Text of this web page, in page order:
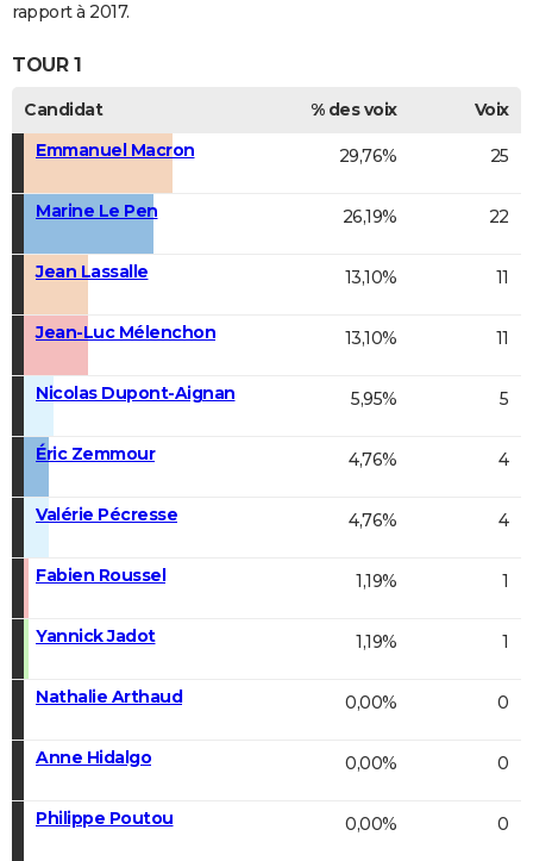
rapport à 2017.
TOUR 1
Candidat % des voix
Voix
Emmanuel Macron
29,76% 25
Marine Le Pen 26,19% 22
Jean Lassalle 13,10% 11
Jean-Luc Mélenchon 13,10% 11
Nicolas Dupont-Aignan 5,95% 5
Éric Zemmour 4,76% 4
Valérie Pécresse 4,76% 4
Fabien Roussel 1,19% 1
Yannick Jadot 1,19% 1
Nathalie Arthaud 0,00% 0
Anne Hidalgo 0,00% 0
Philippe Poutou 0,00% 0